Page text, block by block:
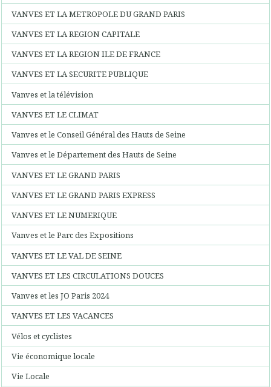
VANVES ET LA METROPOLE DU GRAND PARIS
VANVES ET LA REGION CAPITALE
VANVES ET LA REGION ILE DE FRANCE
VANVES ET LA SECURITE PUBLIQUE
Vanves et la télévision
VANVES ET LE CLIMAT
Vanves et le Conseil Général des Hauts de Seine
Vanves et le Département des Hauts de Seine
VANVES ET LE GRAND PARIS
VANVES ET LE GRAND PARIS EXPRESS
VANVES ET LE NUMERIQUE
Vanves et le Parc des Expositions
VANVES ET LE VAL DE SEINE
VANVES ET LES CIRCULATIONS DOUCES
Vanves et les JO Paris 2024
VANVES ET LES VACANCES
Vélos et cyclistes
Vie économique locale
Vie Locale